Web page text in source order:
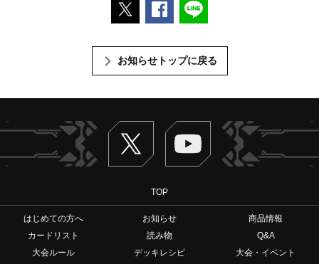
お知らせトップに戻る
Twitter ヴァンガードch
TOP
はじめての方へ お知らせ
商品情報
カードリスト
読み物
Q&A
大会ルール
デッキレシピ
大会・イベント